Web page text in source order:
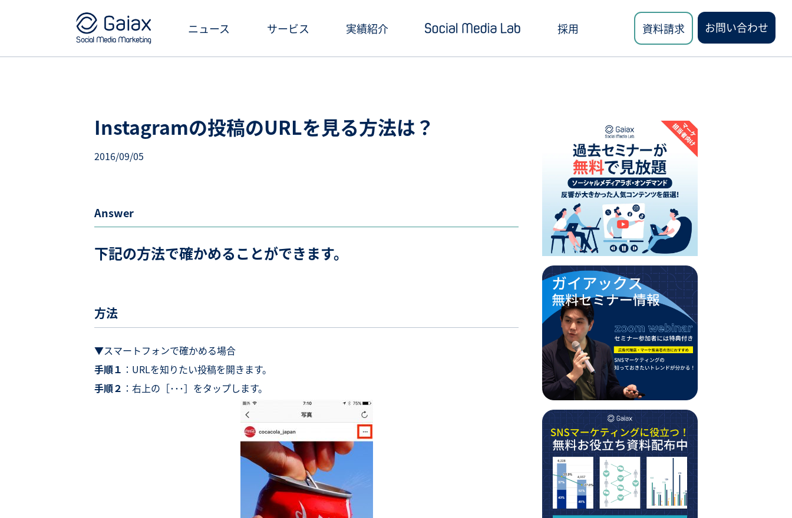
ニュース サービス
クリエイティブ制作・撮影
インフルエンサーPR
SNS広告運用
実績紹介 採用 資料請求 お問い合わせ
Instagramの投稿のURLを見る方法は？
2016/09/05
Answer
下記の方法で確かめることができます。
方法
▼スマートフォンで確かめる場合
手順１ ：URLを知りたい投稿を開きます。
手順２ ：右上の［･･･］をタップします。